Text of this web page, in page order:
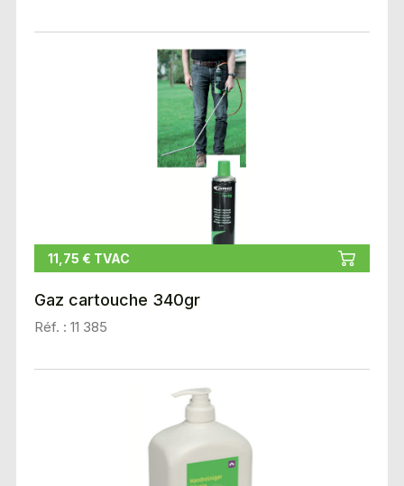
11,75 € TVAC
Gaz cartouche 340gr
Réf. : 11 385